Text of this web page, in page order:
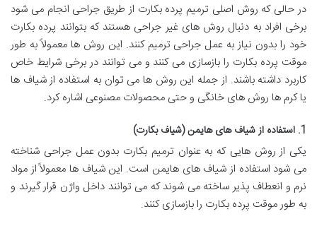
در حالی که روش اصلی ترمیم پرده بکارت از طریق جراحی انجام می شود
برخی افراد به دنبال روش های غیر جراحی هستند که بتوانند پرده بکارت
خود را بدون نیاز به عمل جراحی ترمیم کنند. این روش ها معمولاً به طور
موقت پرده بکارت را بازسازی می کنند و می توانند در برخی شرایط خاص
کاربرد داشته باشند. از جمله این روش ها می توان به استفاده از شیاف ها
یا کرم ها روش های خانگی و حتی محصولات مصنوعی اشاره کرد.
1. استفاده از شیاف های هایمن (شیاف بکارت)
یکی از روش هایی که به عنوان ترمیم بکارت بدون عمل جراحی شناخته
می شود استفاده از شیاف های هایمن است. این شیاف ها معمولاً از مواد
نرم و انعطاف پذیر ساخته می شوند که می توانند داخل واژن قرار گیرند و
به طور موقت پرده بکارت را بازسازی کنند.